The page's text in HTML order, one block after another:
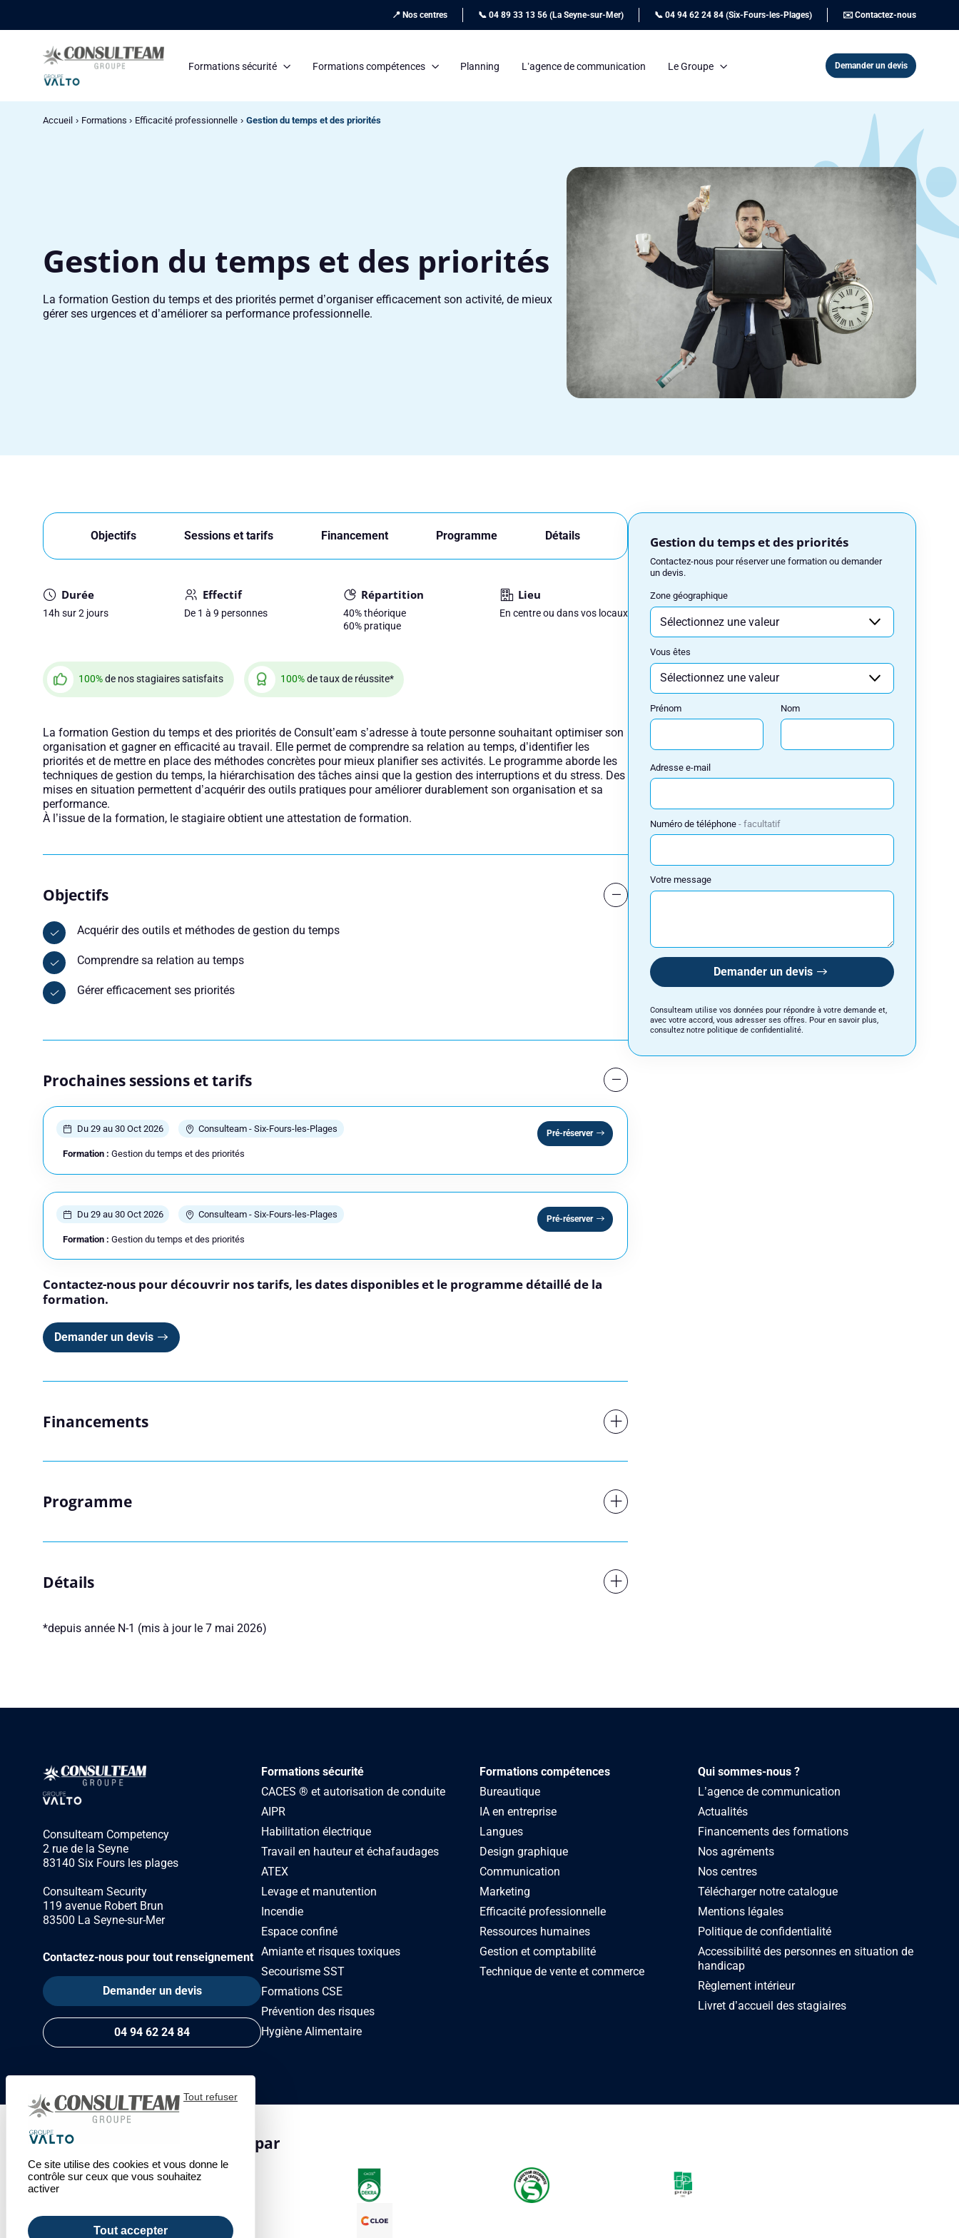
📍 Nos centres 📞 04 89 33 13 56 (La Seyne-sur-Mer) 📞 04 94 62 24 84 (Six-Fours-les-Plages) ✉️ Contactez-nous
Formations sécurité Formations compétences Planning L’agence de communication Le Groupe Demander un devis
Accueil Formations Efficacité professionnelle Gestion du temps et des priorités
Gestion du temps et des priorités
La formation Gestion du temps et des priorités permet d’organiser efficacement son activité, de mieux
gérer ses urgences et d’améliorer sa performance professionnelle.
Objectifs Sessions et tarifs Financement Programme Détails
Durée
14h sur 2 jours
Effectif
De 1 à 9 personnes
Répartition
40%théorique
60%pratique
Lieu
En centre ou dans vos locaux
100%de nos stagiaires satisfaits 100%de taux de réussite*
La formation Gestion du temps et des priorités de Consult’eam s’adresse à toute personne souhaitant optimiser son
organisation et gagner en efficacité au travail. Elle permet de comprendre sa relation au temps, d’identifier les
priorités et de mettre en place des méthodes concrètes pour mieux planifier ses activités. Le programme aborde les
techniques de gestion du temps, la hiérarchisation des tâches ainsi que la gestion des interruptions et du stress. Des
mises en situation permettent d’acquérir des outils pratiques pour améliorer durablement son organisation et sa
performance.
À l’issue de la formation, le stagiaire obtient une attestation de formation.
Objectifs
Acquérir des outils et méthodes de gestion du temps
Comprendre sa relation au temps
Gérer efficacement ses priorités
Prochaines sessions et tarifs
Du 29 au 30 Oct 2026 Consulteam - Six-Fours-les-Plages
Formation : Gestion du temps et des priorités
Pré-réserver
Du 29 au 30 Oct 2026 Consulteam - Six-Fours-les-Plages
Formation : Gestion du temps et des priorités
Pré-réserver
Contactez-nous pour découvrir nos tarifs, les dates disponibles et le programme détaillé de la
formation.
Demander un devis
Financements
Programme
Détails
*depuis année N-1 (mis à jour le 7 mai 2026)
Gestion du temps et des priorités
Contactez-nous pour réserver une formation ou demander
un devis.
Zone géographique
Vous êtes
Prénom Nom
Adresse e-mail
Numéro de téléphone facultatif
Votre message
Demander un devis
Consulteam utilise vos données pour répondre à votre demande et,
avec votre accord, vous adresser ses offres. Pour en savoir plus,
consultez notre politique de confidentialité.
Consulteam Competency
2 rue de la Seyne
83140 Six Fours les plages
Consulteam Security
119 avenue Robert Brun
83500 La Seyne-sur-Mer
Contactez-nous pour tout renseignement
Demander un devis
04 94 62 24 84
Formations sécurité
CACES ® et autorisation de conduite
AIPR
Habilitation électrique
Travail en hauteur et échafaudages
ATEX
Levage et manutention
Incendie
Espace confiné
Amiante et risques toxiques
Secourisme SST
Formations CSE
Prévention des risques
Hygiène Alimentaire
Formations compétences
Bureautique
IA en entreprise
Langues
Design graphique
Communication
Marketing
Efficacité professionnelle
Ressources humaines
Gestion et comptabilité
Technique de vente et commerce
Qui sommes-nous ?
L’agence de communication
Actualités
Financements des formations
Nos agréments
Nos centres
Télécharger notre catalogue
Mentions légales
Politique de confidentialité
Accessibilité des personnes en situation de
handicap
Règlement intérieur
Livret d’accueil des stagiaires
Centre de formation certifié par
Réserver une session
Prénom
Adresse e-mail
Votre message
Ce site utilise des cookies et vous donne le
contrôle sur ceux que vous souhaitez
activer
Tout accepter
Tout refuser